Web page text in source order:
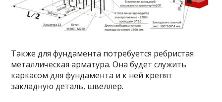
Также для фундамента потребуется ребристая
металлическая арматура. Она будет служить
каркасом для фундамента и к ней крепят
закладную деталь, швеллер.